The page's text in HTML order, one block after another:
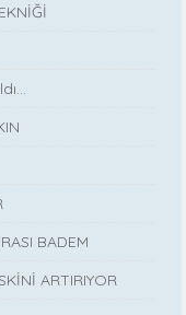
BADEM
ARTIRIYOR